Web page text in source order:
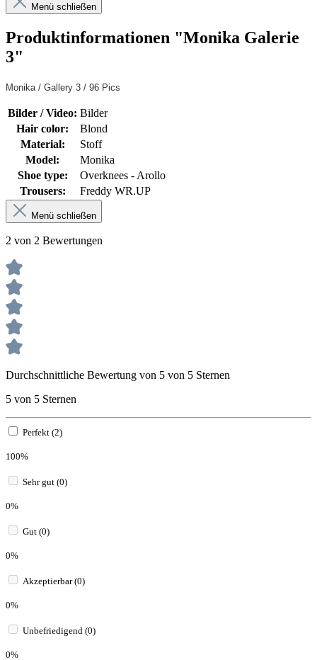
Menü schließen
Produktinformationen "Monika Galerie
3"
Monika / Gallery 3 / 96 Pics
Bilder / Video: Bilder
Hair color:
Blond
Material:
Stoff
Model:
Monika
Shoe type:
Overknees - Arollo
Trousers:
Freddy WR.UP
Menü schließen
2 von 2 Bewertungen
Durchschnittliche Bewertung von 5 von 5 Sternen
5 von 5 Sternen
Perfekt (2)
100%
Sehr gut (0)
0%
Gut (0)
0%
Akzeptierbar (0)
0%
Unbefriedigend (0)
0%